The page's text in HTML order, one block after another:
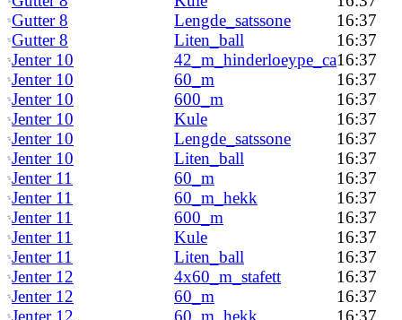
Gutter 8
Lengde_satssone
16:37
Gutter 8
Liten_ball
16:37
Jenter 10
42_m_hinderloeype_ca16:37
Jenter 10
60_m
16:37
Jenter 10
600_m
16:37
Jenter 10
Kule
16:37
Jenter 10
Lengde_satssone
16:37
Jenter 10
Liten_ball
16:37
Jenter 11
60_m
16:37
Jenter 11
60_m_hekk
16:37
Jenter 11
600_m
16:37
Jenter 11
Kule
16:37
Jenter 11
Liten_ball
16:37
Jenter 12
4x60_m_stafett
16:37
Jenter 12
60_m
16:37
Jenter 12
60_m_hekk
16:37